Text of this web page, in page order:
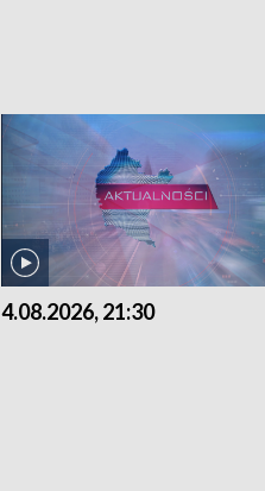
4.08.2026, 21:30